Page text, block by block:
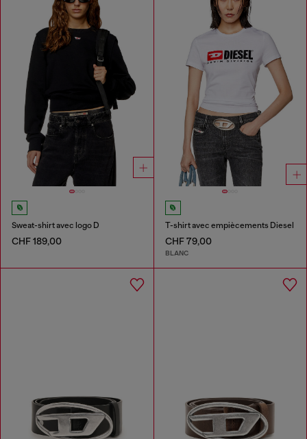
Sweat-shirt avec logo D
CHF 189,00
T-shirt avec empiècements Diesel
CHF 79,00
BLANC